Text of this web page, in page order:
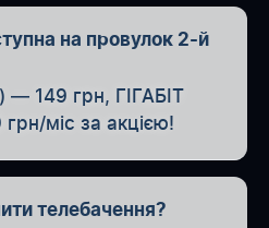
на провулок 2-й
149 грн, ГІГАБІТ
міс за акцією!
телебачення?